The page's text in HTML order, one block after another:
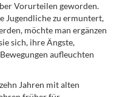
Vorurteilen geworden.
Jugendliche zu ermuntert,
möchte man ergänzen
sich, ihre Ängste,
aufleuchten
Jahren mit alten